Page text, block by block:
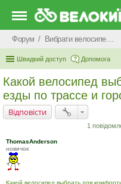
Форум Вибрати велосипед - як купити велосипед: дитячий, гірський, жіночий, міський
Швидкий доступ Допомога
Какой велосипед
езды по трассе и
Відповісти
1
ThomasAnderson
новичок
Какой велосипед выбрать для